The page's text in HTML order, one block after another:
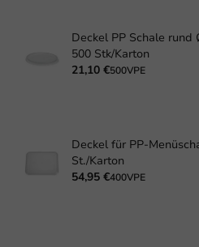
Deckel PP Schale
500 Stk/Karton
21,10 €500VPE
Deckel für PP-
St./Karton
54,95 €400VPE